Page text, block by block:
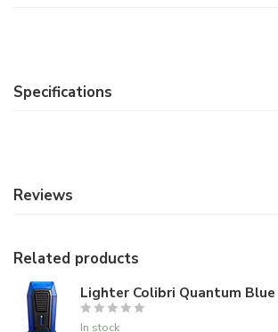
Specifications
Reviews
Related products
Lighter Colibri Quantum Blue
In stock